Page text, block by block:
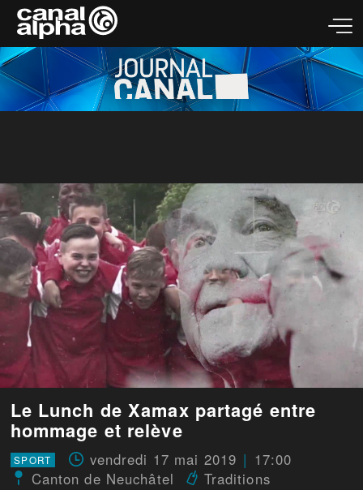
Le Lunch de Xamax partagé entre
hommage et relève
SPORT vendredi 17 mai 2019
17:00
Canton de Neuchâtel
Traditions